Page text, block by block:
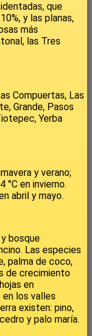
que
y las planas,
más
las Tres
Compuertas, Las
Grande, Pasos
Yerba
y verano;
en invierno.
abril y mayo.
bosque
Las especies
palma de coco,
de crecimiento
en
los valles
existen: pino,
y palo maría.